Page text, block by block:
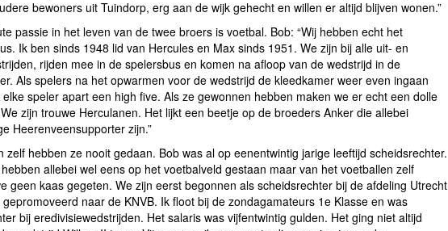
bewoners uit Tuindorp, erg aan de wijk gehecht en willen er altijd blijven wonen.”
passie in het leven van de twee broers is voetbal. Bob: “Wij hebben echt het
Ik ben sinds 1948 lid van Hercules en Max sinds 1951. We zijn bij alle uit- en
rijden mee in de spelersbus en komen na afloop van de wedstrijd in de
Als spelers na het opwarmen voor de wedstrijd de kleedkamer weer even ingaan
speler apart een high five. Als ze gewonnen hebben maken we er echt een dolle
zijn trouwe Herculanen. Het lijkt een beetje op de broeders Anker die allebei
Heerenveensupporter zijn.”
zelf hebben ze nooit gedaan. Bob was al op eenentwintig jarige leeftijd scheidsrechter.
hebben allebei wel eens op het voetbalveld gestaan maar van het voetballen zelf
geen kaas gegeten. We zijn eerst begonnen als scheidsrechter bij de afdeling Utrecht
naar de KNVB. Ik floot bij de zondagamateurs 1e Klasse en was
bij eredivisiewedstrijden. Het salaris was vijfentwintig gulden. Het ging niet altijd